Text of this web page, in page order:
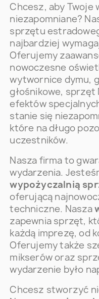
Chcesz, aby Twoje
niezapomniane?
sprzętu
najbardziej
Oferujemy
nowoczesne
wytwornice dymu,
głośnikowe, sprzęt
efektów
stanie się
które na długo
uczestników.
Nasza firma to
wydarzenia.
wypożyczalnią
oferującą
techniczne. Nasza
zapewnia sprzęt,
każdą imprezę, od
Oferujemy także
mikserów oraz
wydarzenie było
Chcesz stworzyć